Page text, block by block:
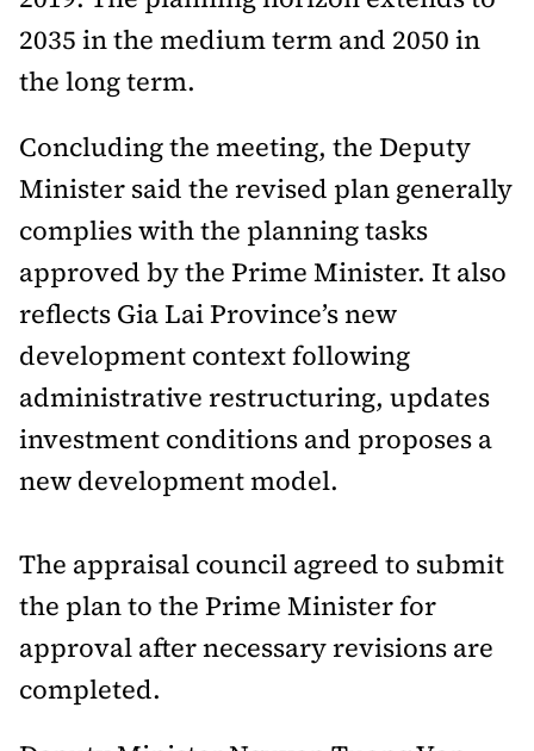
Tổng biên tập:Nguyễn Thị Hồng Nga
Phó Tổng biên tập:Nguyễn Sơn Tùng,
Nguyễn Đức Thắng, La Đức Hùng
Hotline:
0901 514 799
Quảng cáo và Phát hành:
0915 057 282
Cấm sao chép dưới mọi hình thức nếu không có sự
chấp thuận bằng văn bản.
Thông tin tòa
2035 in the medium term and 2050 in
the long term.
Concluding the meeting, the Deputy
Minister said the revised plan generally
complies with the planning tasks
approved by the Prime Minister. It also
reflects Gia Lai Province’s new
development context following
administrative restructuring, updates
investment conditions and proposes a
new development model.
The appraisal council agreed to submit
the plan to the Prime Minister for
approval after necessary revisions are
completed.